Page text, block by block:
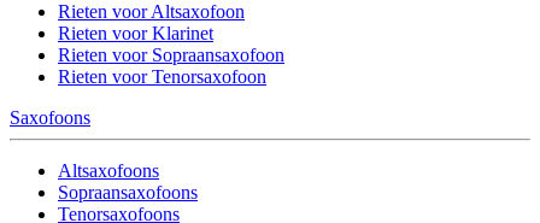
Rieten voor Altsaxofoon
Rieten voor Klarinet
Rieten voor Sopraansaxofoon
Rieten voor Tenorsaxofoon
Saxofoons
Altsaxofoons
Sopraansaxofoons
Tenorsaxofoons